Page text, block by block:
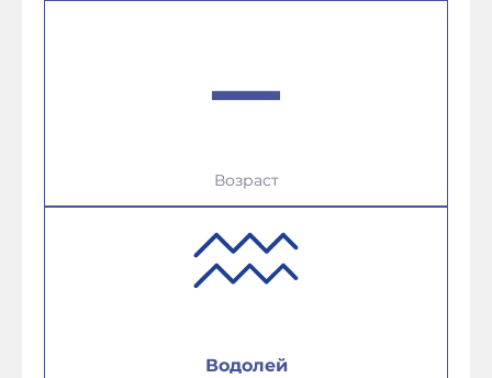
–
Возраст
Водолей